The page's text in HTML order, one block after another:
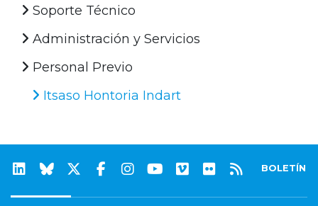
Soporte Técnico
Administración y Servicios
Personal Previo
Itsaso Hontoria Indart
BOLETÍN